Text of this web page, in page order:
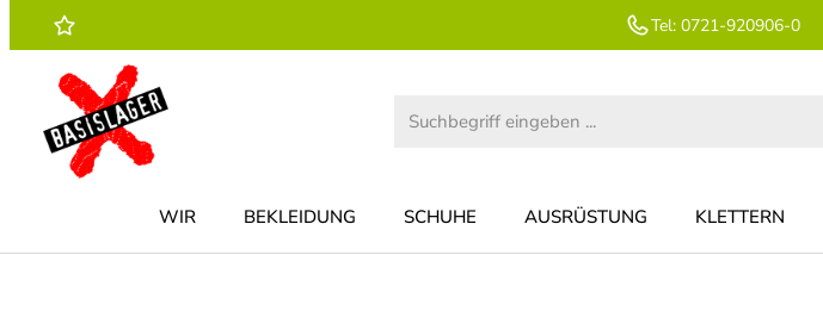
Hauptinhalt springen
Zur Suche springen
Zur Hauptnavigation springen Tel: 0721-920906-0
WIR BEKLEIDUNG SCHUHE AUSRÜSTUNG KLETTERN